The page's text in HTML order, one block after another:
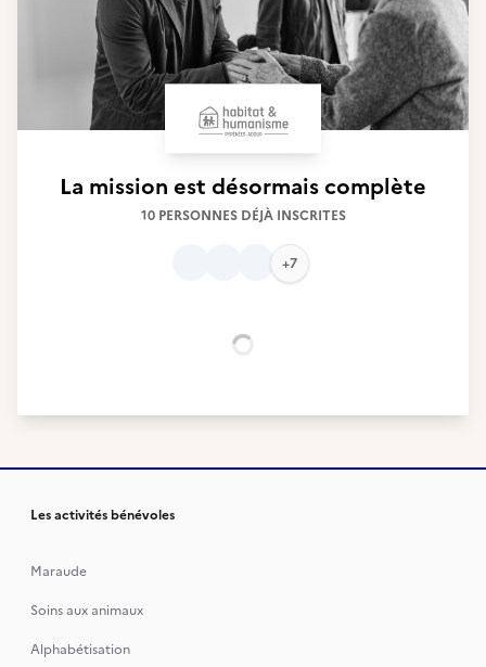
La mission est désormais complète
10 PERSONNES DÉJÀ INSCRITES
+7
Les activités bénévoles
Maraude
Soins aux animaux
Alphabétisation